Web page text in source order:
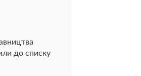
до списку